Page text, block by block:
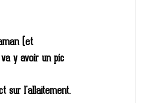
(et
y avoir un pic
sur l'allaitement.